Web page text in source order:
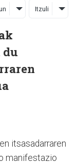
Itzuli
du
itsasadarraren
manifestazio